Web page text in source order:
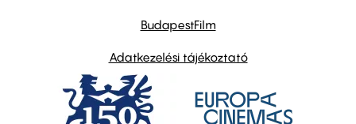
BudapestFilm
Adatkezelési tájékoztató